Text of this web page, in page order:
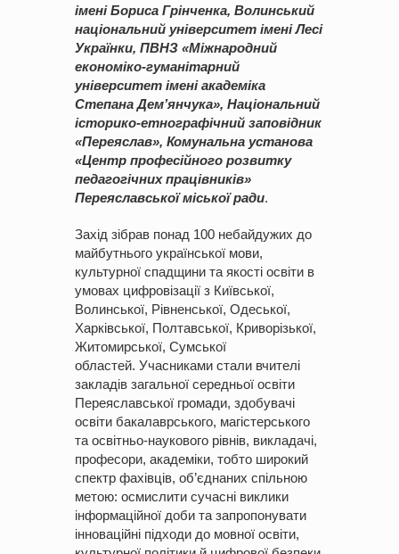
імені Бориса Грінченка, Волинський
національний університет імені Лесі
Українки, ПВНЗ «Міжнародний
економіко-гуманітарний
університет імені академіка
Степана Дем’янчука», Національний
історико-етнографічний заповідник
«Переяслав», Комунальна установа
«Центр професійного розвитку
педагогічних працівників»
Переяславської міської ради.
Захід зібрав понад 100 небайдужих до
майбутнього української мови,
культурної спадщини та якості освіти в
умовах цифровізації з Київської,
Волинської, Рівненської, Одеської,
Харківської, Полтавської, Криворізької,
Житомирської, Сумської
областей. Учасниками стали вчителі
закладів загальної середньої освіти
Переяславської громади, здобувачі
освіти бакалаврського, магістерського
та освітньо-наукового рівнів, викладачі,
професори, академіки, тобто широкий
спектр фахівців, об’єднаних спільною
метою: осмислити сучасні виклики
інформаційної доби та запропонувати
інноваційні підходи до мовної освіти,